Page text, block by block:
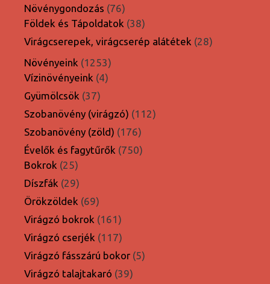
termék
Növénygondozás 7676
termék
Földek és Tápoldatok 3838
termék
Virágcserepek, virágcserép alátétek 2828
Növényeink 12531253
termék
Vízinövényeink 44
Gyümölcsök 3737
termék
Szobanövény (virágzó) 112112
Szobanövény (zöld) 176176
termék
Évelők és fagytűrők 750750
Bokrok 2525
termék
Díszfák 2929
termék
Örökzöldek 6969
termék
Virágzó bokrok 161161
termék
Virágzó cserjék 117117
termék
Virágzó fásszárú bokor 55
Virágzó talajtakaró 3939